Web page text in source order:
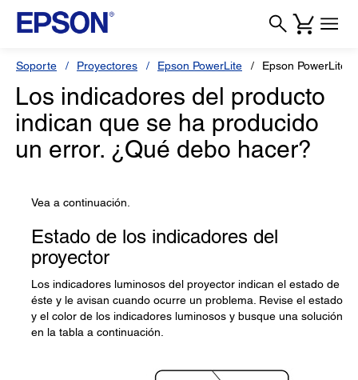
Soporte Proyectores Epson PowerLite Epson PowerLite
Los indicadores del producto
indican que se ha producido
un error. ¿Qué debo hacer?
Vea a continuación.
Estado de los indicadores del
proyector
Los indicadores luminosos del proyector indican el estado de
éste y le avisan cuando ocurre un problema. Revise el estado
y el color de los indicadores luminosos y busque una solución
en la tabla a continuación.